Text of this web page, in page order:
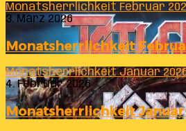
Monatsherrlichkeit Februar
3. März 2026
Monatsherrlichkeit
Monatsherrlichkeit Januar
4. Februar 2026
Monatsherrlichkeit